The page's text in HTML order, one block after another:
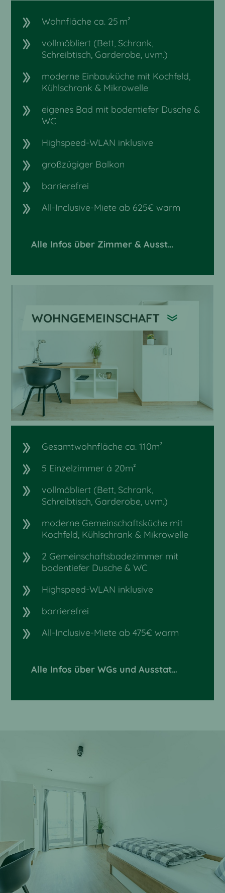
Wohnfläche ca. 25 m²
vollmöbliert (Bett, Schrank,
Schreibtisch, Garderobe, uvm.)
moderne Einbauküche mit Kochfeld,
Kühlschrank & Mikrowelle
eigenes Bad mit bodentiefer Dusche &
WC
Highspeed-WLAN inklusive
großzügiger Balkon
barrierefrei
All-Inclusive-Miete ab 625€ warm
Alle Infos über Zimmer & Ausstattung
WOHNGEMEINSCHAFT
Gesamtwohnfläche ca. 110m²
5 Einzelzimmer á 20m²
vollmöbliert (Bett, Schrank,
Schreibtisch, Garderobe, uvm.)
moderne Gemeinschaftsküche mit
Kochfeld, Kühlschrank & Mikrowelle
2 Gemeinschaftsbadezimmer mit
bodentiefer Dusche & WC
Highspeed-WLAN inklusive
barrierefrei
All-Inclusive-Miete ab 475€ warm
Alle Infos über WGs und Ausstattung